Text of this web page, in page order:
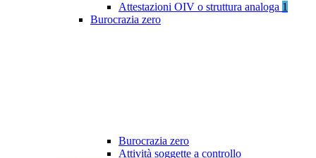
Attestazioni OIV o struttura analoga 1
Burocrazia zero
Burocrazia zero
Attività soggette a controllo